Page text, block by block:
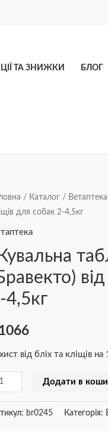
ТА ЗНИЖКИ БЛОГ
/ Каталог / Ветаптека
для собак 2-4,5кг
4,5кг
від бліх та кліщів
Додати в
br0245 Категорія: